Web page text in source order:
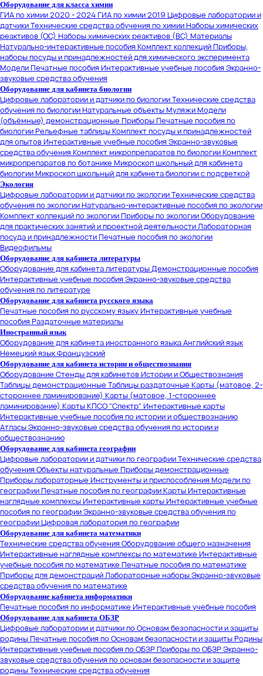
Оборудование для класса химии
ГИА по химии 2020 - 2024ГИА по химии 2019 Цифровые лаборатории и
датчикиТехнические средства обучения по химииНаборы химических
реактивов (ОС) Наборы химических реактивов (ВС) Материалы
Натурально-интерактивные пособияКомплект коллекцийПриборы,
наборы посуды и принадлежностей для химического эксперимента
МоделиПечатные пособия Интерактивные учебные пособияЭкранно-
звуковые средства обучения
Оборудование для кабинета биологии
Цифровые лаборатории и датчики по биологииТехнические средства
обучения по биологииНатуральные объектыМуляжиМодели
(объёмные) демонстрационные ПриборыПечатные пособия по
биологииРельефные таблицыКомплект посуды и принадлежностей
для опытов Интерактивные учебные пособияЭкранно-звуковые
средства обученияКомплект микропрепаратов по биологииКомплект
микропрепаратов по ботанике Микроскоп школьный для кабинета
биологииМикроскоп школьный для кабинета биологии с подсветкой
Экология
Цифровые лаборатории и датчики по экологииТехнические средства
обучения по экологииНатурально-интерактивные пособия по экологии
Комплект коллекций по экологииПриборы по экологииОборудование
для практических занятий и проектной деятельностиЛабораторная
посуда и принадлежностиПечатные пособия по экологии
Видеофильмы
Оборудование для кабинета литературы
Оборудование для кабинета литературыДемонстрационные пособия
Интерактивные учебные пособияЭкранно-звуковые средства
обучения по литературе
Оборудование для кабинета русского языка
Печатные пособия по русскому языку Интерактивные учебные
пособияРаздаточные материалы
Иностранный язык
Оборудование для кабинета иностранного языкаАнглийский язык
Немецкий языкФранцузский
Оборудование для кабинета истории и обществознания
Оборудование Стенды для кабинетов Истории и Обществознания
Таблицы демонстрационные Таблицы раздаточные Карты (матовое, 2-
стороннее ламинирование) Карты (матовое, 1-стороннее
ламинирование) Карты КПСО "Спектр" Интерактивные карты
Интерактивные учебные пособия по истории и обществознанию
АтласыЭкранно-звуковые средства обучения по истории и
обществознанию
Оборудование для кабинета географии
Цифровые лаборатории и датчики по географииТехнические средства
обученияОбъекты натуральные Приборы демонстрационные
Приборы лабораторные Инструменты и приспособленияМодели по
географииПечатные пособия по географииКарты Интерактивные
наглядные комплексы Интерактивные карты Интерактивные учебные
пособия по географииЭкранно-звуковые средства обучения по
географииЦифровая лаборатория по географии
Оборудование для кабинета математики
Технические средства обученияОборудование общего назначения
Интерактивные наглядные комплексы по математике Интерактивные
учебные пособия по математике Печатные пособия по математике
Приборы для демонстрацийЛабораторные наборыЭкранно-звуковые
средства обучения по математике
Оборудование кабинета информатики
Печатные пособия по информатике Интерактивные учебные пособия
Оборудование для кабинета ОБЗР
Цифровые лаборатории и датчики по Основам безопасности и защиты
родиныПечатные пособия по Основам безопасности и защиты Родины
Интерактивные учебные пособия по ОБЗРПриборы по ОБЗРЭкранно-
звуковые средства обучения по основам безопасности и защите
родиныТехнические средства обучения